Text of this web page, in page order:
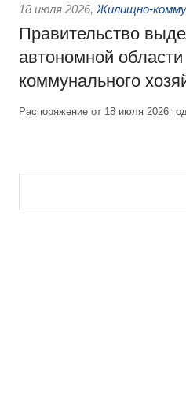
18 июля 2026, Жилищно-
Правительство
автономной
коммунального
Распоряжение от 18 июля 2026